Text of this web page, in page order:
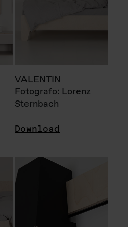
VALENTIN
Fotografo: Lorenz
Sternbach
Download